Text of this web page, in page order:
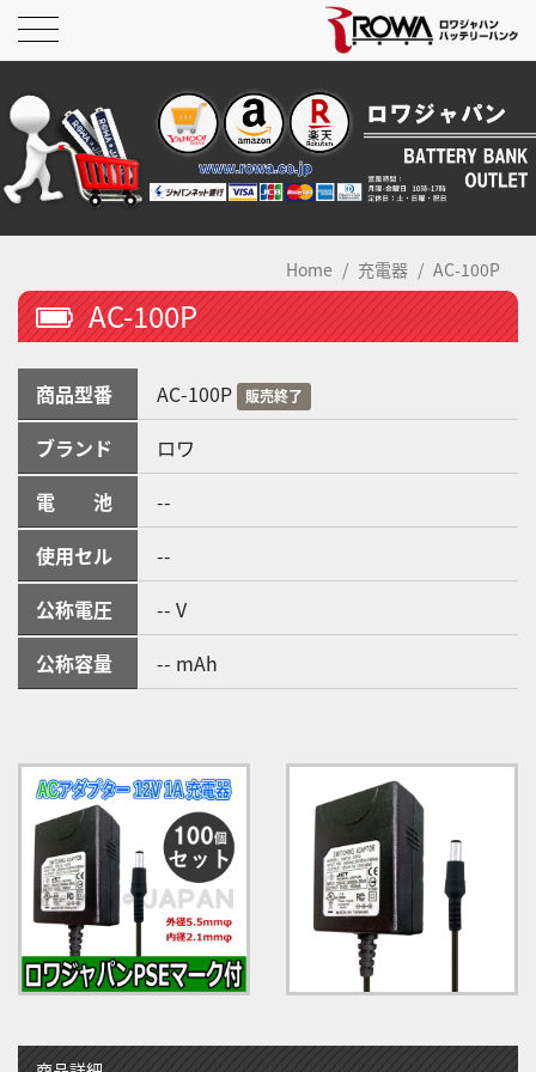
Home 充電器 AC-100P
AC-100P
商品型番 AC-100P 販売終了
ブランド
ロワ
電 池
--
使用セル
--
公称電圧
-- V
公称容量
-- mAh